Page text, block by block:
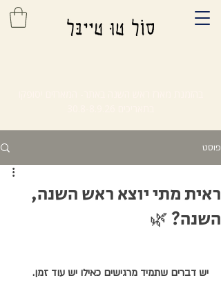
פוסט
ראית מתי יוצא ראש השנה,
השנה? 🌿
יש דברים שתמיד מרגישים כאילו יש עוד זמן.